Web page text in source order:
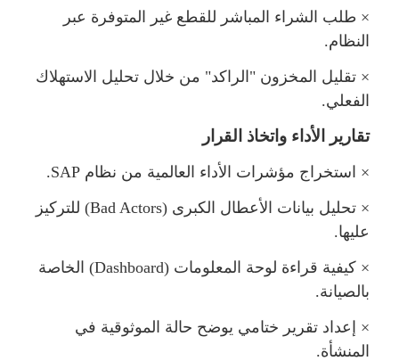
× طلب الشراء المباشر للقطع غير المتوفرة عبر
النظام.
× تقليل المخزون "الراكد" من خلال تحليل الاستهلاك
الفعلي.
تقارير الأداء واتخاذ القرار
× استخراج مؤشرات الأداء العالمية من نظا SAP
.
× تحليل بيانات الأعطال الكبرى (Bad Actors) للتركيز
عليها.
× كيفية قراءة لوحة المعلومات (Dashboard) الخاصة
بالصيانة.
×
إعداد تقرير ختامي يوضح حالة الموثوقية في
المنشأة.